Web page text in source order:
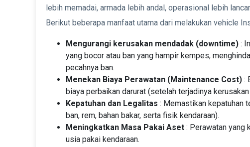
lebih memadai, armada lebih andal, operasional lebih
Berikut beberapa manfaat utama dari melakukan vehicle
Mengurangi kerusakan mendadak (downtime) :
yang bocor atau ban yang hampir kempes,
pecahnya ban.
Menekan Biaya Perawatan (Maintenance Cost) :
biaya perbaikan darurat (setelah terjadinya
Kepatuhan dan Legalitas : Memastikan kepatuhan
ban, rem, bahan bakar, serta fisik kendaraan).
Meningkatkan Masa Pakai Aset : Perawatan yang
usia pakai kendaraan.